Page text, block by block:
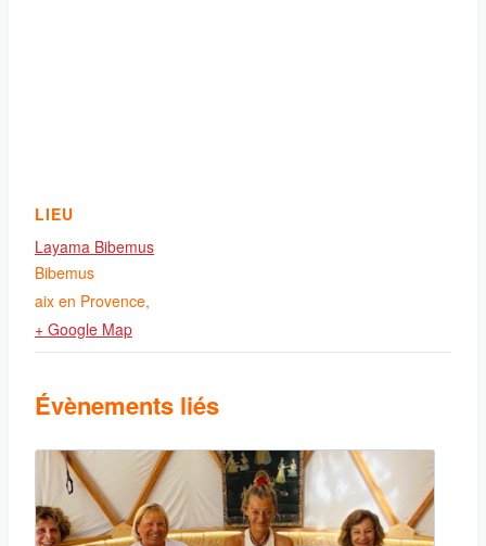
LIEU
Layama Bibemus
Bibemus
aix en Provence,
+ Google Map
Évènements liés